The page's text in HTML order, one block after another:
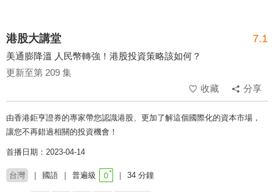
港股大講堂 7.1
美通膨降溫 人民幣轉強！港股投資策略該如何？
更新至第 209 集
收藏
分享
由香港鉅亨證券的專家帶您認識港股、更加了解這個國際化的資本市場，
讓您不再錯過相關的投資機會！
首播日期：2023-04-14
台灣 國語 普遍級 34 分鐘